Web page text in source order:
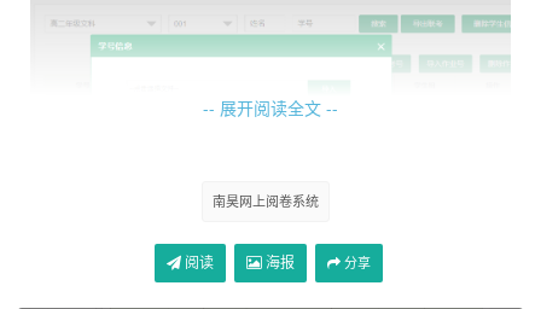
下载之后，我们打开可以看到如下的字段：
-- 展开阅读全文 --
南昊网上阅卷系统
阅读 海报 分享